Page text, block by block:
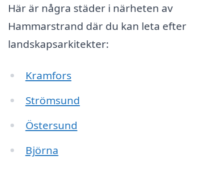
Här är några städer i närheten av
Hammarstrand där du kan leta efter
landskapsarkitekter:
Kramfors
Strömsund
Östersund
Björna